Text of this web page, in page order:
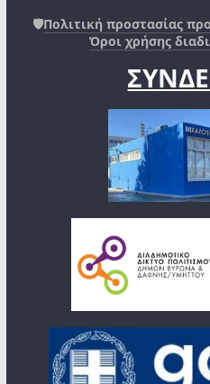
🛡️Πολιτική προστασίας
Όροι χρήσης